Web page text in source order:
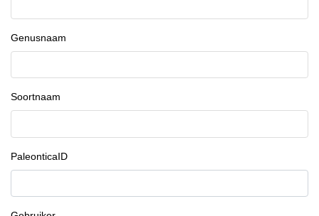
Genusnaam
Soortnaam
PaleonticaID